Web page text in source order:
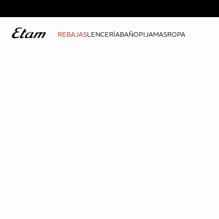
REBAJASLENCERÍABAÑOPIJAMASROPA